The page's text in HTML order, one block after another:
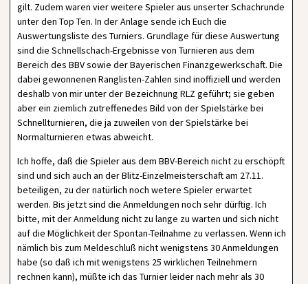
gilt. Zudem waren vier weitere Spieler aus unserter Schachrunde
unter den Top Ten. In der Anlage sende ich Euch die
Auswertungsliste des Turniers. Grundlage für diese Auswertung
sind die Schnellschach-Ergebnisse von Turnieren aus dem
Bereich des BBV sowie der Bayerischen Finanzgewerkschaft. Die
dabei gewonnenen Ranglisten-Zahlen sind inoffiziell und werden
deshalb von mir unter der Bezeichnung RLZ geführt; sie geben
aber ein ziemlich zutreffenedes Bild von der Spielstärke bei
Schnellturnieren, die ja zuweilen von der Spielstärke bei
Normalturnieren etwas abweicht.
Ich hoffe, daß die Spieler aus dem BBV-Bereich nicht zu erschöpft
sind und sich auch an der Blitz-Einzelmeisterschaft am 27.11.
beteiligen, zu der natürlich noch wetere Spieler erwartet
werden. Bis jetzt sind die Anmeldungen noch sehr dürftig. Ich
bitte, mit der Anmeldung nicht zu lange zu warten und sich nicht
auf die Möglichkeit der Spontan-Teilnahme zu verlassen. Wenn ich
nämlich bis zum Meldeschluß nicht wenigstens 30 Anmeldungen
habe (so daß ich mit wenigstens 25 wirklichen Teilnehmern
rechnen kann), müßte ich das Turnier leider nach mehr als 30